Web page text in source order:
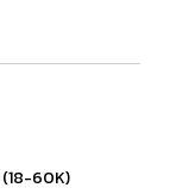
(18-60K)